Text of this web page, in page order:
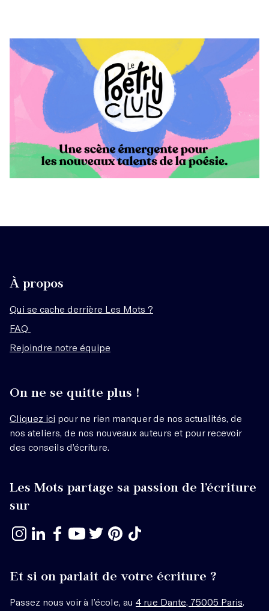
À propos
Qui se cache derrière Les Mots ?
FAQ
Rejoindre notre équipe
On ne se quitte plus !
Cliquez ici pour ne rien manquer de nos actualités, de
nos ateliers, de nos nouveaux auteurs et pour recevoir
des conseils d’écriture.
Les Mots partage sa passion de l’écriture
sur
Et si on parlait de votre écriture ?
Passez nous voir à l’école, au 4 rue Dante, 75005 Paris